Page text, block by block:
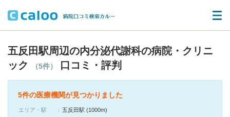
五反田駅周辺の内分泌代謝科の病院・クリニ
ック
（5件） 口コミ・評判
5件の医療機関が見つかりました
エリア・駅
五反田駅 (1000m)